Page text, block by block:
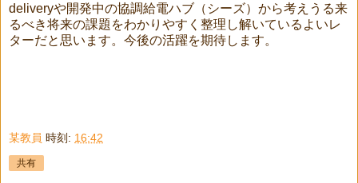
deliveryや開発中の協調給電ハブ（シーズ）から考えうる来
るべき将来の課題をわかりやすく整理し解いているよいレ
ターだと思います。今後の活躍を期待します。
某教員 時刻: 16:42
共有